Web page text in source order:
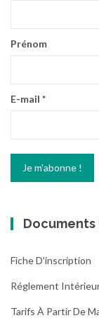
Prénom
E-mail *
Fiche D'inscription
Réglement
Tarifs À Partir De